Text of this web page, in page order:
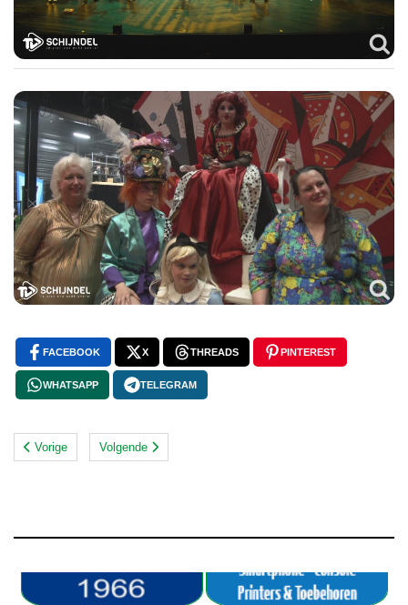
FACEBOOK X THREADS PINTEREST
WHATSAPP TELEGRAM
Vorige Volgende